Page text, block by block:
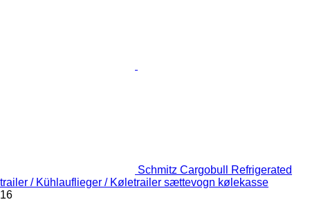
Schmitz Cargobull Refrigerated
trailer / Kühlauflieger / Køletrailer sættevogn kølekasse
16